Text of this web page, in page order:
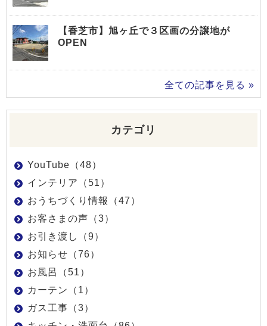
【香芝市】旭ヶ丘で３区画の分譲地が
OPEN
全ての記事を見る »
カテゴリ
YouTube（48）
インテリア（51）
おうちづくり情報（47）
お客さまの声（3）
お引き渡し（9）
お知らせ（76）
お風呂（51）
カーテン（1）
ガス工事（3）